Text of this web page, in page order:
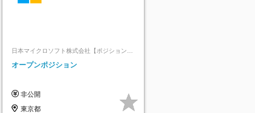
日本マイクロソフト株式会社【ポジションマ
ッチ登録】
オープンポジション
非公開
東京都